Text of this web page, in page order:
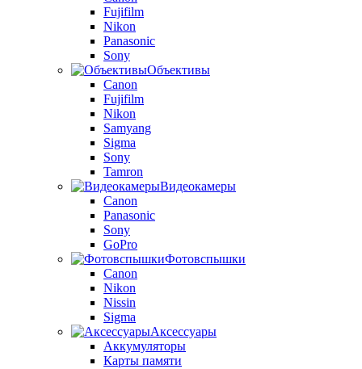
Fujifilm
Nikon
Panasonic
Sony
Объективы
Canon
Fujifilm
Nikon
Samyang
Sigma
Sony
Tamron
Видеокамеры
Canon
Panasonic
Sony
GoPro
Фотовспышки
Canon
Nikon
Nissin
Sigma
Аксессуары
Аккумуляторы
Карты памяти